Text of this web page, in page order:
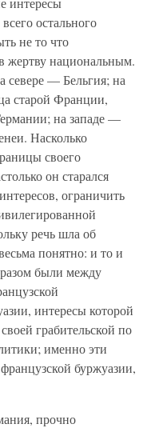
остального
не то что
жертву национальным.
севере — Бельгия; на
старой Франции,
на западе —
Насколько
своего
он старался
ограничить
речь шла об
понятно: и то и
были между
интересы которой
грабительской по
именно эти
буржуазии,
прочно